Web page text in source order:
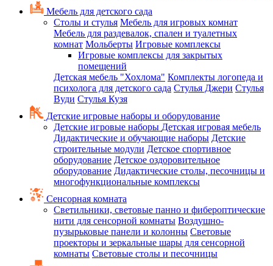
Мебель для детского сада
Столы и стулья Мебель для игровых комнат
Мебель для раздевалок, спален и туалетных
комнат Мольберты Игровые комплексы
Игровые комплексы для закрытых
помещений
Детская мебель "Хохлома" Комплекты логопеда и
психолога для детского сада Стулья Джери Стулья
Вуди Стулья Кузя
Детские игровые наборы и оборудование
Детские игровые наборы Детская игровая мебель
Дидактические и обучающие наборы Детские
строительные модули Детское спортивное
оборудование Детское оздоровительное
оборудование Дидактические столы, песочницы и
многофункциональные комплексы
Сенсорная комната
Светильники, световые панно и фибероптические
нити для сенсорной комнаты Воздушно-
пузырьковые панели и колонны Световые
проекторы и зеркальные шары для сенсорной
комнаты Световые столы и песочницы